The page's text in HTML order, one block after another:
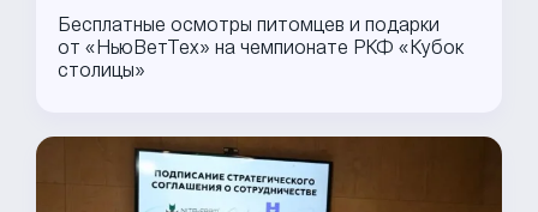
Бесплатные осмотры питомцев и подарки
от «НьюВетТех» на чемпионате РКФ «Кубок
столицы»